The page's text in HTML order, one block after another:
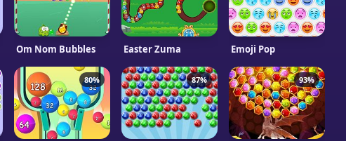
Om Nom Bubbles Easter Zuma Emoji Pop
80% 87% 93%